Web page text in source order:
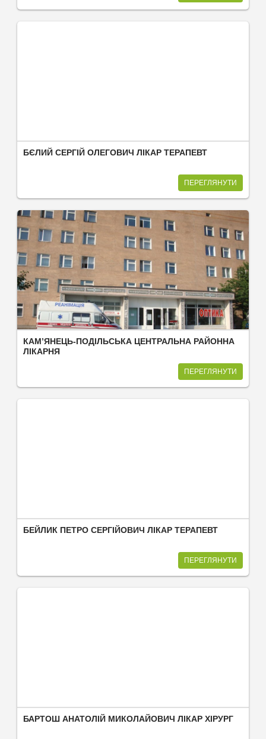
БЄЛИЙ СЕРГІЙ ОЛЕГОВИЧ ЛІКАР ТЕРАПЕВТ
ПЕРЕГЛЯНУТИ
КАМ’ЯНЕЦЬ-ПОДІЛЬСЬКА ЦЕНТРАЛЬНА РАЙОННА
ЛІКАРНЯ
ПЕРЕГЛЯНУТИ
БЕЙЛИК ПЕТРО СЕРГІЙОВИЧ ЛІКАР ТЕРАПЕВТ
ПЕРЕГЛЯНУТИ
БАРТОШ АНАТОЛІЙ МИКОЛАЙОВИЧ ЛІКАР ХІРУРГ